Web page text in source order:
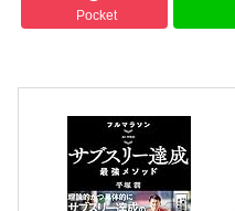
Pocket